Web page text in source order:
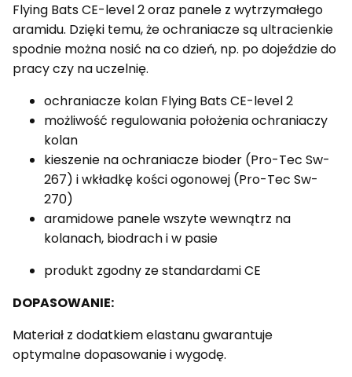
Flying Bats CE-level 2 oraz panele z wytrzymałego
aramidu. Dzięki temu, że ochraniacze są ultracienkie
spodnie można nosić na co dzień, np. po dojeździe do
pracy czy na uczelnię.
ochraniacze kolan Flying Bats CE-level 2
możliwość regulowania położenia ochraniaczy
kolan
kieszenie na ochraniacze bioder (Pro-Tec Sw-
267) i wkładkę kości ogonowej (Pro-Tec Sw-
270)
aramidowe panele wszyte wewnątrz na
kolanach, biodrach i w pasie
produkt zgodny ze standardami CE
DOPASOWANIE:
Materiał z dodatkiem elastanu gwarantuje
optymalne dopasowanie i wygodę.